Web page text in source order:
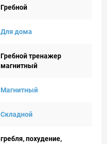
Гребной
Для дома
Гребной тренажер
магнитный
Магнитный
Складной
гребля, похудение,